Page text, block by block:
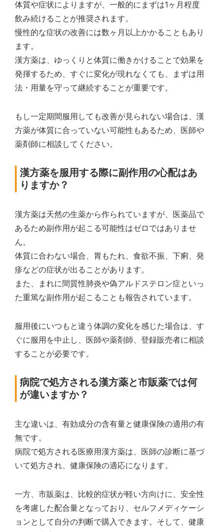
体質や症状によりますが、一般的にまずは1ヶ月程度
飲み続けることが推奨されます。
慢性的な症状の改善には数ヶ月以上かかることもあり
ます。
漢方薬は、ゆっくりと体質に働きかけることで効果を
発揮するため、すぐに変化が現れなくても、まずは用
法・用量を守って継続することが重要です。
もし一定期間服用しても改善が見られない場合は、漢
方薬が体質に合っていない可能性もあるため、医師や
薬剤師に相談してください。
漢方薬を服用する際に副作用の心配はあ
りますか？
漢方薬は天然の生薬から作られていますが、医薬品で
あるため副作用が起こる可能性はゼロではありませ
ん。
体質に合わない場合、胃もたれ、食欲不振、下痢、発
疹などの症状が出ることがあります。
また、まれに間質性肺炎や偽アルドステロン症といっ
た重篤な副作用が起こることも報告されています。
服用後にいつもと違う体調の変化を感じた場合は、す
ぐに服用を中止し、医師や薬剤師、登録販売者に相談
することが必要です。
病院で処方される漢方薬と市販薬では何
が違いますか？
主な違いは、有効成分の含有量と健康保険の適用の有
無です。
病院で処方される医療用漢方薬は、医師の診断に基づ
いて処方され、健康保険の適応になります。
一方、市販薬は、比較的症状が軽い方向けに、安全性
を考慮した配合量となっており、セルフメディケーシ
ョンとして自分の判断で購入できます。そして、健康